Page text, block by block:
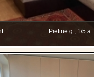
Pietinė g., 1/5 a.